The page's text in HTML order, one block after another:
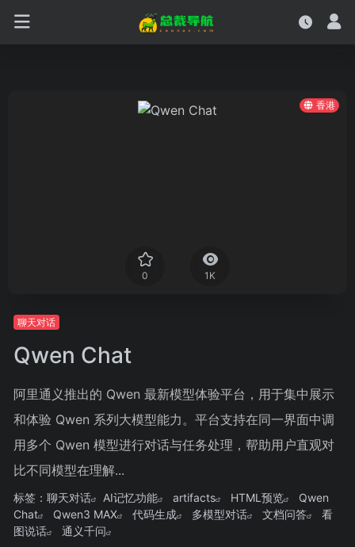
香港
0 1K
聊天对话
Qwen Chat
阿里通义推出的 Qwen 最新模型体验平台，用于集中展示
和体验 Qwen 系列大模型能力。平台支持在同一界面中调
用多个 Qwen 模型进行对话与任务处理，帮助用户直观对
比不同模型在理解...
标签： 聊天对话 AI记忆功能 artifacts HTML预览
Qwen
Chat
Qwen3 MAX 代码生成 多模型对话 文档问答
看
图说话
通义千问